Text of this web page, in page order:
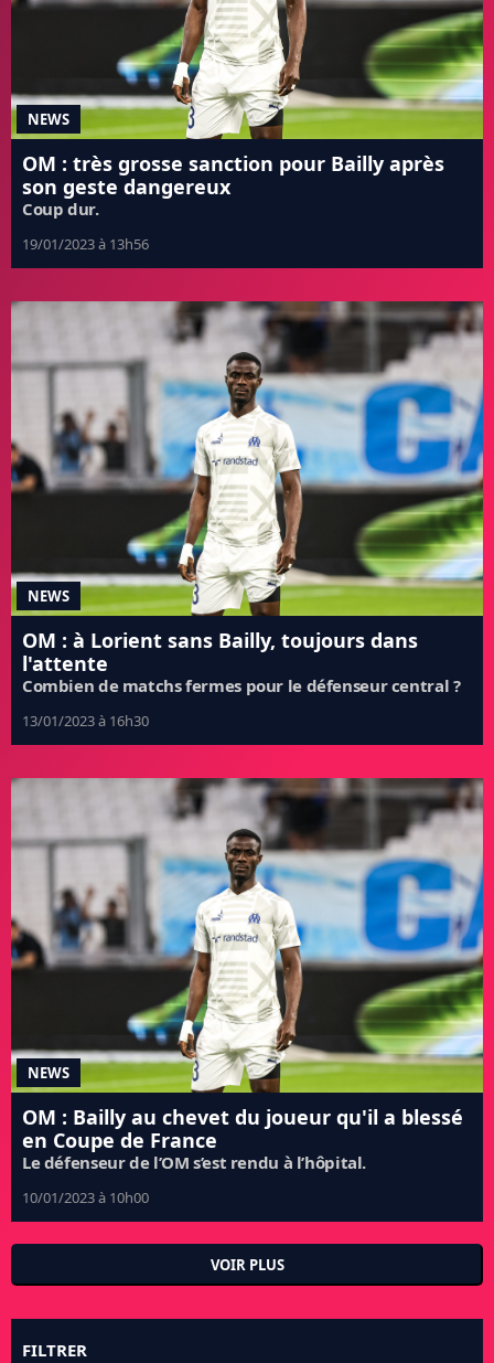
NEWS
OM : très grosse sanction pour Bailly après
son geste dangereux
Coup dur.
19/01/2023 à 13h56
NEWS
OM : à Lorient sans Bailly, toujours dans
l'attente
Combien de matchs fermes pour le défenseur central ?
13/01/2023 à 16h30
NEWS
OM : Bailly au chevet du joueur qu'il a blessé
en Coupe de France
Le défenseur de l’OM s’est rendu à l’hôpital.
10/01/2023 à 10h00
VOIR PLUS
FILTRER